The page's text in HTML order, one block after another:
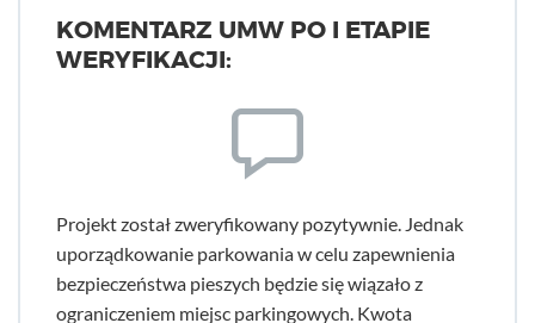
KOMENTARZ UMW PO I ETAPIE
WERYFIKACJI:
Projekt został zweryfikowany pozytywnie. Jednak
uporządkowanie parkowania w celu zapewnienia
bezpieczeństwa pieszych będzie się wiązało z
ograniczeniem miejsc parkingowych. Kwota